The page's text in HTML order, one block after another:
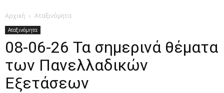
Αρχική Αταξινόμητα
Αταξινόμητα
08-06-26 Τα σημερινά θέματα
των Πανελλαδικών
Εξετάσεων